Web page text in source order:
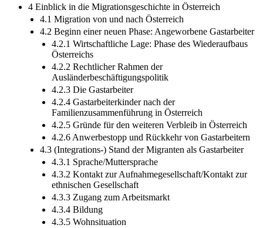
4 Einblick in die Migrationsgeschichte in Österreich
4.1 Migration von und nach Österreich
4.2 Beginn einer neuen Phase: Angeworbene Gastarbeiter
4.2.1 Wirtschaftliche Lage: Phase des Wiederaufbaus
Österreichs
4.2.2 Rechtlicher Rahmen der
Ausländerbeschäftigungspolitik
4.2.3 Die Gastarbeiter
4.2.4 Gastarbeiterkinder nach der
Familienzusammenführung in Österreich
4.2.5 Gründe für den weiteren Verbleib in Österreich
4.2.6 Anwerbestopp und Rückkehr von Gastarbeitern
4.3 (Integrations-) Stand der Migranten als Gastarbeiter
4.3.1 Sprache/Muttersprache
4.3.2 Kontakt zur Aufnahmegesellschaft/Kontakt zur
ethnischen Gesellschaft
4.3.3 Zugang zum Arbeitsmarkt
4.3.4 Bildung
4.3.5 Wohnsituation